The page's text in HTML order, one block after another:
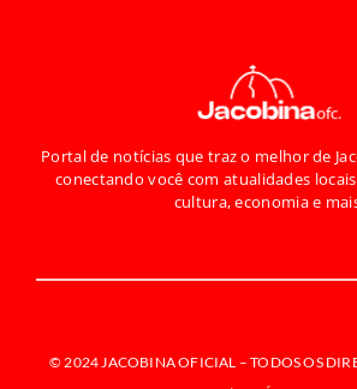
Portal de notícias que traz o melhor de
conectando você com atualidades
cultura, economia e
© 2024 JACOBINA OFICIAL –TODOS OS